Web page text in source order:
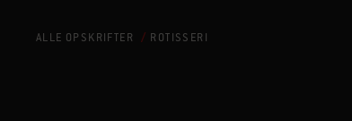
ALLE OPSKRIFTER ROTISSERI